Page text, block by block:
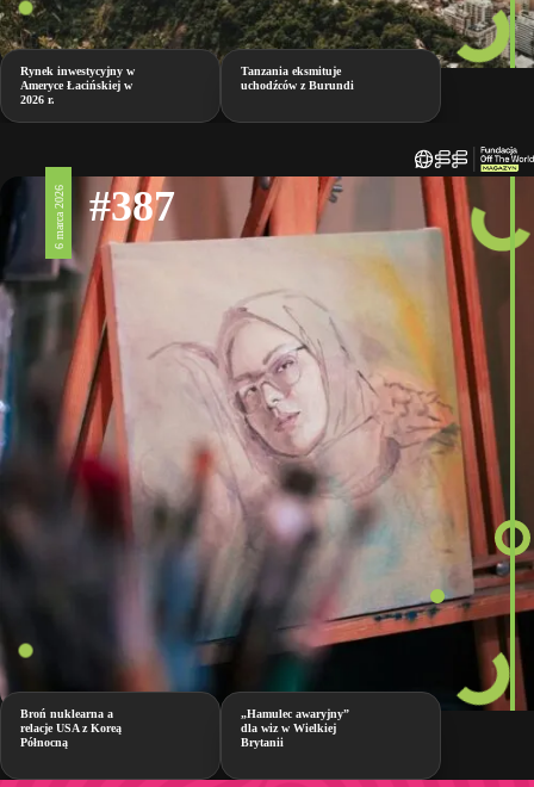
Rynek inwestycyjny w
Ameryce Łacińskiej w
2026 r.
Tanzania eksmituje
uchodźców z Burundi
6 marca 2026 #387
Broń nuklearna a
relacje USA z Koreą
Północną
„Hamulec awaryjny”
dla wiz w Wielkiej
Brytanii